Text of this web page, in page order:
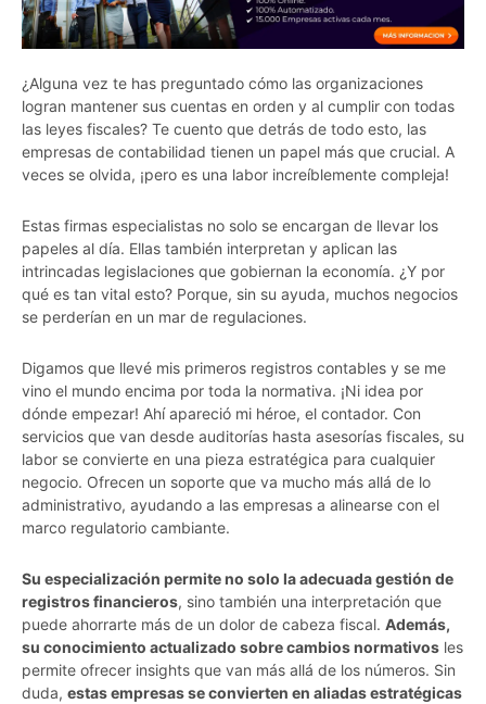
¿Alguna vez te has preguntado cómo las organizaciones
logran mantener sus cuentas en orden y al cumplir con todas
las leyes fiscales? Te cuento que detrás de todo esto, las
empresas de contabilidad tienen un papel más que crucial. A
veces se olvida, ¡pero es una labor increíblemente compleja!
Estas firmas especialistas no solo se encargan de llevar los
papeles al día. Ellas también interpretan y aplican las
intrincadas legislaciones que gobiernan la economía. ¿Y por
qué es tan vital esto? Porque, sin su ayuda, muchos negocios
se perderían en un mar de regulaciones.
Digamos que llevé mis primeros registros contables y se me
vino el mundo encima por toda la normativa. ¡Ni idea por
dónde empezar! Ahí apareció mi héroe, el contador. Con
servicios que van desde auditorías hasta asesorías fiscales, su
labor se convierte en una pieza estratégica para cualquier
negocio. Ofrecen un soporte que va mucho más allá de lo
administrativo, ayudando a las empresas a alinearse con el
marco regulatorio cambiante.
Su especialización permite no solo la adecuada gestión de
registros financieros, sino también una interpretación que
puede ahorrarte más de un dolor de cabeza fiscal. Además,
su conocimiento actualizado sobre cambios normativos les
permite ofrecer insights que van más allá de los números. Sin
duda, estas empresas se convierten en aliadas estratégicas